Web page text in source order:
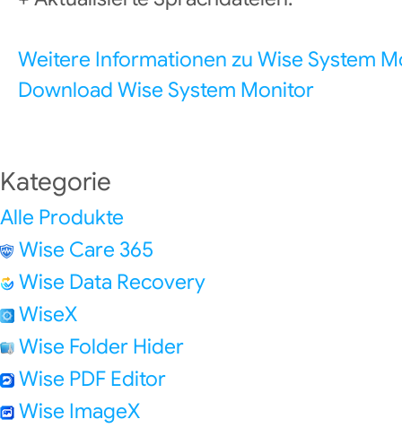
Weitere Informationen zu Wise System
Download Wise System Monitor
Kategorie
Alle Produkte
Wise Care 365
Wise Data Recovery
WiseX
Wise Folder Hider
Wise PDF Editor
Wise ImageX